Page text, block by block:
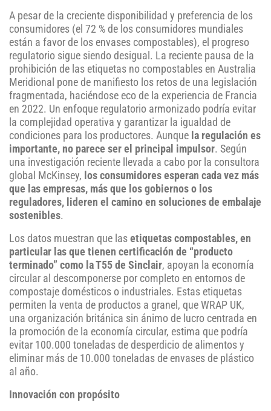
A pesar de la creciente disponibilidad y preferencia de los
consumidores (el 72 % de los consumidores mundiales
están a favor de los envases compostables), el progreso
regulatorio sigue siendo desigual. La reciente pausa de la
prohibición de las etiquetas no compostables en Australia
Meridional pone de manifiesto los retos de una legislación
fragmentada, haciéndose eco de la experiencia de Francia
en 2022. Un enfoque regulatorio armonizado podría evitar
la complejidad operativa y garantizar la igualdad de
condiciones para los productores. Aunque la regulación es
importante, no parece ser el principal impulsor. Según
una investigación reciente llevada a cabo por la consultora
global McKinsey, los consumidores esperan cada vez más
que las empresas, más que los gobiernos o los
reguladores, lideren el camino en soluciones de embalaje
sostenibles.
Los datos muestran que las etiquetas compostables, en
particular las que tienen certificación de “producto
terminado” como la T55 de Sinclair, apoyan la economía
circular al descomponerse por completo en entornos de
compostaje domésticos o industriales. Estas etiquetas
permiten la venta de productos a granel, que WRAP UK,
una organización británica sin ánimo de lucro centrada en
la promoción de la economía circular, estima que podría
evitar 100.000 toneladas de desperdicio de alimentos y
eliminar más de 10.000 toneladas de envases de plástico
al año.
Innovación con propósito